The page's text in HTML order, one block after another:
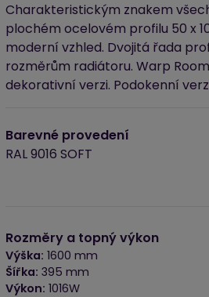
Charakteristickým znakem
plochém ocelovém profilu 50 x
moderní vzhled. Dvojitá řada
rozměrům radiátoru. Warp
dekorativní verzi. Podokenní
Barevné provedení
RAL 9016 SOFT
Rozměry a topný výkon
Výška: 1600 mm
Šířka: 395 mm
Výkon: 1016W